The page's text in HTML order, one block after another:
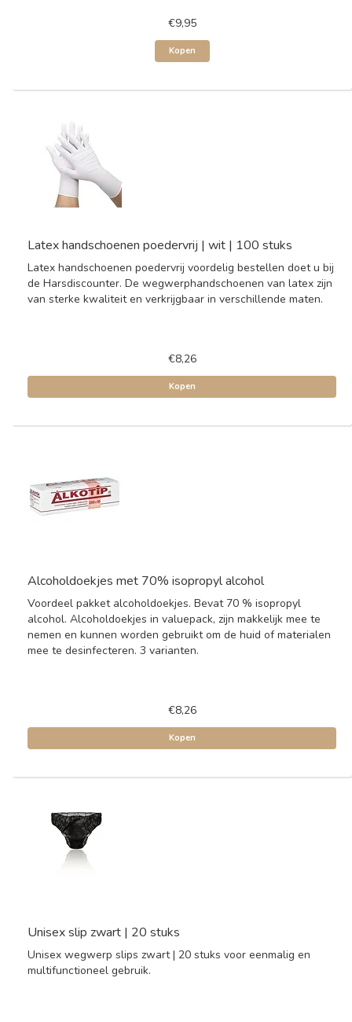
€9,95
Kopen
Latex handschoenen poedervrij | wit | 100 stuks
Latex handschoenen poedervrij voordelig bestellen doet u bij
de Harsdiscounter. De wegwerphandschoenen van latex zijn
van sterke kwaliteit en verkrijgbaar in verschillende maten.
€8,26
Kopen
Alcoholdoekjes met 70% isopropyl alcohol
Voordeel pakket alcoholdoekjes. Bevat 70 % isopropyl
alcohol. Alcoholdoekjes in valuepack, zijn makkelijk mee te
nemen en kunnen worden gebruikt om de huid of materialen
mee te desinfecteren. 3 varianten.
€8,26
Kopen
Unisex slip zwart | 20 stuks
Unisex wegwerp slips zwart | 20 stuks voor eenmalig en
multifunctioneel gebruik.